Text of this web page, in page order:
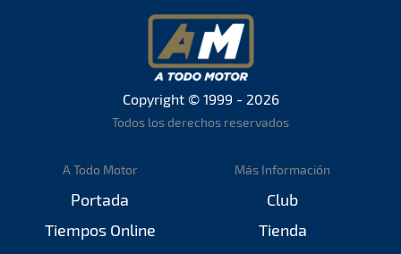
Copyright © 1999 - 2026
Todos los derechos reservados
A Todo Motor
Portada
Tiempos Online
Más Información
Club
Tienda